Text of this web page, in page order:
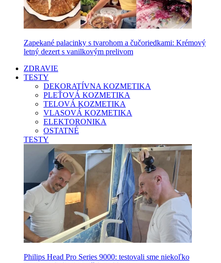
Zapekané palacinky s tvarohom a čučoriedkami: Krémový
letný dezert s vanilkovým prelivom
ZDRAVIE
TESTY
DEKORATÍVNA KOZMETIKA
PLEŤOVÁ KOZMETIKA
TELOVÁ KOZMETIKA
VLASOVÁ KOZMETIKA
ELEKTORONIKA
OSTATNÉ
TESTY
Philips Head Pro Series 9000: testovali sme niekoľko